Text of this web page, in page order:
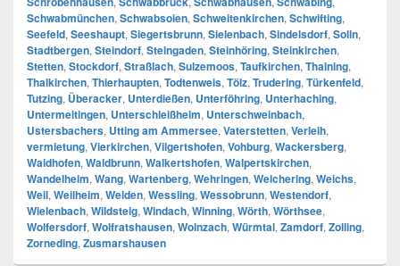
Schwabmünchen, Schwabsoien, Schweitenkirchen, Schwifting,
Seefeld, Seeshaupt, Siegertsbrunn, Sielenbach, Sindelsdorf, Solln,
Stadtbergen, Steindorf, Steingaden, Steinhöring, Steinkirchen,
Stetten, Stockdorf, Straßlach, Sulzemoos, Taufkirchen, Thaining,
Thalkirchen, Thierhaupten, Todtenweis, Tölz, Trudering, Türkenfeld,
Tutzing, Überacker, Unterdießen, Unterföhring, Unterhaching,
Untermeitingen, Unterschleißheim, Unterschweinbach,
Ustersbachers, Utting am Ammersee, Vaterstetten, Verleih,
vermietung, Vierkirchen, Vilgertshofen, Vohburg, Wackersberg,
Waidhofen, Waldbrunn, Walkertshofen, Walpertskirchen,
Wandelheim, Wang, Wartenberg, Wehringen, Weichering, Weichs,
Weil, Weilheim, Welden, Wessling, Wessobrunn, Westendorf,
Wielenbach, Wildsteig, Windach, Winning, Wörth, Wörthsee,
Wolfersdorf, Wolfratshausen, Wolnzach, Würmtal, Zamdorf, Zolling,
Zorneding, Zusmarshausen